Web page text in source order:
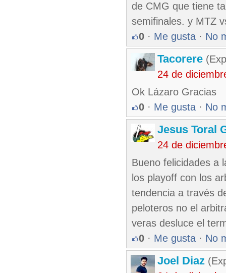
de CMG que tiene
semifinales. y MTZ
0 · Me gusta · No
Tacorere
24 de
Ok Lázaro Gracias
0 · Me gusta · No
Jesus Toral
24 de
Bueno felicidades a
los playoff con los
tendencia a través
peloteros no el
veras desluce el
0 · Me gusta · No
Joel Diaz